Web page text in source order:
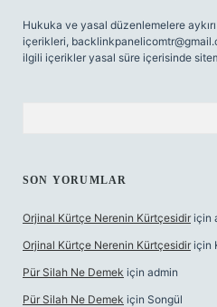
Hukuka ve yasal düzenlemelere
içerikleri,
ilgili içerikler yasal süre içerisinde
SON YORUMLAR
Orjinal Kürtçe Nerenin Kürtçesidir için
Orjinal Kürtçe Nerenin Kürtçesidir için
Pür Silah Ne Demek için admin
Pür Silah Ne Demek için Songül